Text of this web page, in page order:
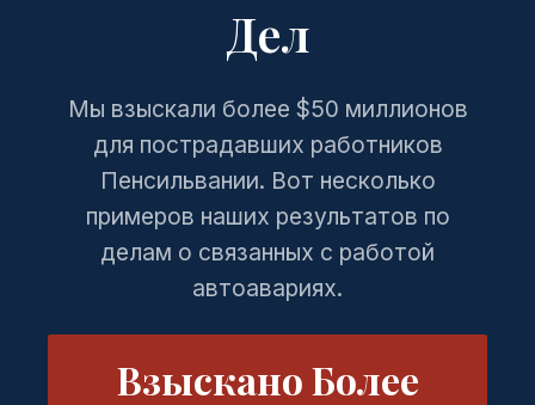
Дел
Мы взыскали более $50 миллионов
для пострадавших работников
Пенсильвании. Вот несколько
примеров наших результатов по
делам о связанных с работой
автоавариях.
Взыскано Более